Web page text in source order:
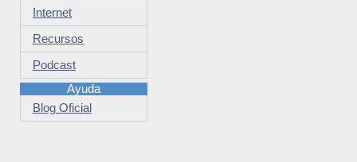
Internet
Recursos
Podcast
Ayuda
Blog Oficial